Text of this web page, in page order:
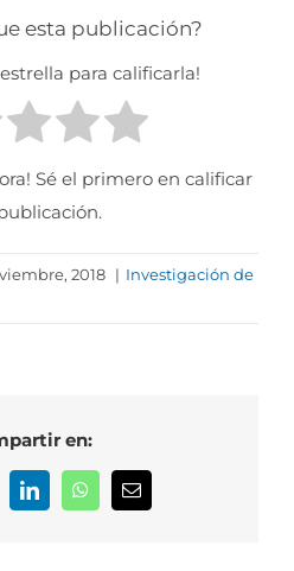
esta publicación?
para calificarla!
Sé el primero en calificar
2018 | Investigación de
en:
LinkedInWhatsAppCorreo
electrónico